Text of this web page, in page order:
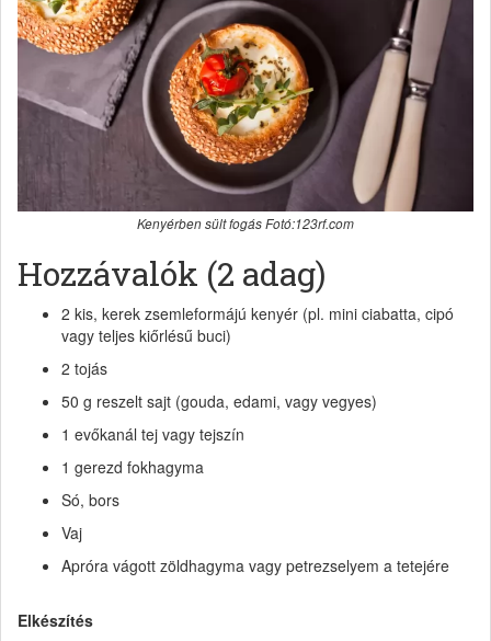
Kenyérben sült fogás Fotó:123rf.com
Hozzávalók (2 adag)
2 kis, kerek zsemleformájú kenyér (pl. mini ciabatta, cipó
vagy teljes kiőrlésű buci)
2 tojás
50 g reszelt sajt (gouda, edami, vagy vegyes)
1 evőkanál tej vagy tejszín
1 gerezd fokhagyma
Só, bors
Vaj
Apróra vágott zöldhagyma vagy petrezselyem a tetejére
Elkészítés